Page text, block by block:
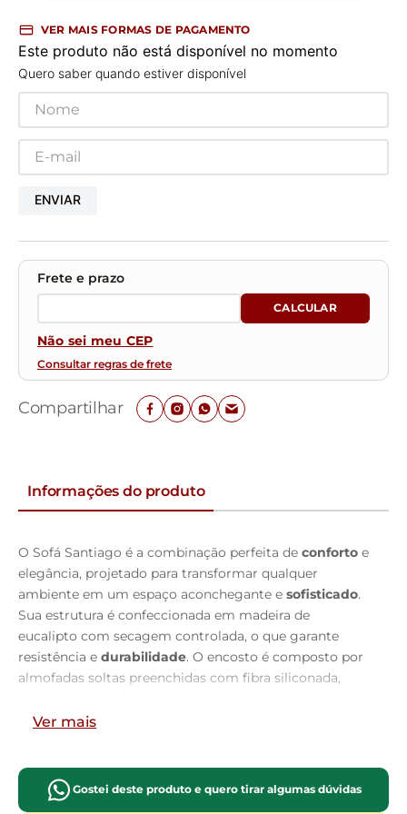
VER MAIS FORMAS DE PAGAMENTO
Este produto não está disponível no momento
Quero saber quando estiver disponível
ENVIAR
Não sei meu CEP
Consultar regras de frete
Compartilhar
Informações do produto
O Sofá Santiago é a combinação perfeita de conforto e
elegância, projetado para transformar qualquer
ambiente em um espaço aconchegante e sofisticado.
Sua estrutura é confeccionada em madeira de
eucalipto com secagem controlada, o que garante
resistência e durabilidade. O encosto é composto por
almofadas soltas preenchidas com fibra siliconada,
para momentos de relaxamento.
proporciona o equilíbrio perfeito entre
firmeza, garantindo conforto excepcional. Além disso, o
Ver mais
Gostei deste produto e quero tirar algumas dúvidas